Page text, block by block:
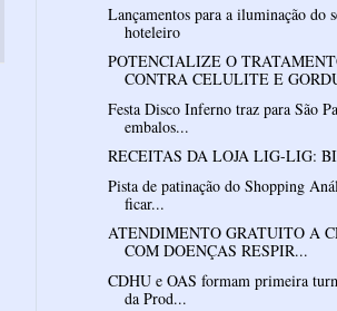
Lançamentos para a iluminação do
hoteleiro
POTENCIALIZE O
CONTRA CELULITE E
Festa Disco Inferno traz para São
embalos...
RECEITAS DA LOJA LIG-LIG:
Pista de patinação do Shopping
ficar...
ATENDIMENTO GRATUITO A
COM DOENÇAS RESPIR...
CDHU e OAS formam primeira
da Prod...